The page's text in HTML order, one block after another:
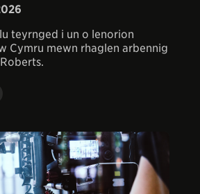
teyrnged i un o lenorion
Cymru mewn rhaglen arbennig